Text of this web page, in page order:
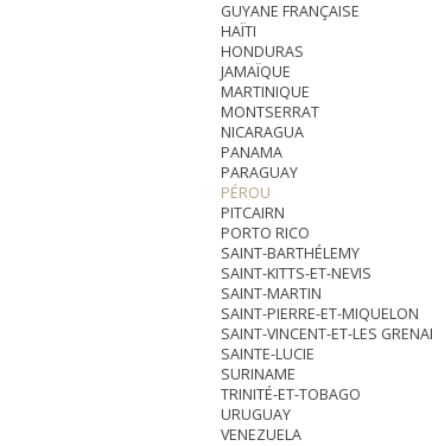
GUYANE FRANÇAISE
HAÏTI
HONDURAS
JAMAÏQUE
MARTINIQUE
MONTSERRAT
NICARAGUA
PANAMA
PARAGUAY
PÉROU
PITCAIRN
PORTO RICO
SAINT-BARTHÉLEMY
SAINT-KITTS-ET-NEVIS
SAINT-MARTIN
SAINT-PIERRE-ET-MIQUELON
SAINT-VINCENT-ET-LES
SAINTE-LUCIE
SURINAME
TRINITÉ-ET-TOBAGO
URUGUAY
VENEZUELA